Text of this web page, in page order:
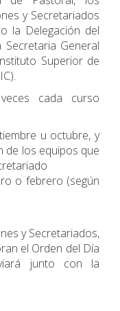
y Secretariados
la Delegación del
Secretaria General
Superior de
cada curso
u octubre, y
de los equipos que
o febrero (según
y Secretariados,
el Orden del Día
junto con la